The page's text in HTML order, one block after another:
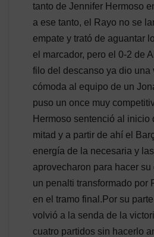
tanto de Jennifer Hermoso
a ese tanto, el Rayo no se
empate y trató de aguantar
el marcador, pero el 0-2 de
filo del descanso ya dio una
cómoda al equipo de un
puso un once muy
Hermoso sentenció al inicio
mitad y a partir de ahí el
energía de la necesaria y
aprovecharon para hacer
un penalti transformado por
en el tramo final.Por su
volvió a la senda de la
cuatro partidos sin hacerlo